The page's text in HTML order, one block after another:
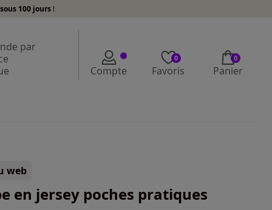
sous 100 jours !
par
Compte
0
Favoris
0
Panier
web
en jersey poches pratiques